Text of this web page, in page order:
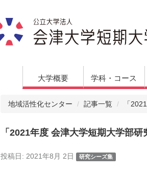
大学概要 学科・コース
地域活性化センター 記事一覧 「
「2021年度 会津大学短期大学部
投稿日: 2021年8月 2日 研究シーズ集